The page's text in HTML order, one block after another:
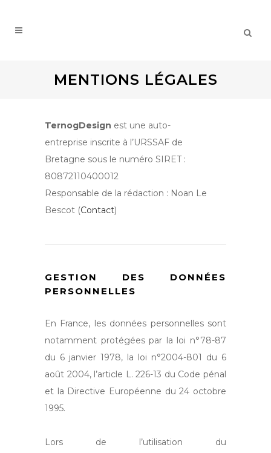
MENTIONS LÉGALES
TernogDesign est une auto-
entreprise inscrite à l’URSSAF de
Bretagne sous le numéro SIRET :
80872110400012
Responsable de la rédaction : Noan Le
Bescot (Contact)
GESTION DES DONNÉES
PERSONNELLES
En France, les données personnelles sont
notamment protégées par la loi n°78-87
du 6 janvier 1978, la loi n°2004-801 du 6
août 2004, l’article L. 226-13 du Code pénal
et la Directive Européenne du 24 octobre
1995.
Lors de l’utilisation du